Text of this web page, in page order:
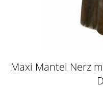
Maxi Mantel Nerz